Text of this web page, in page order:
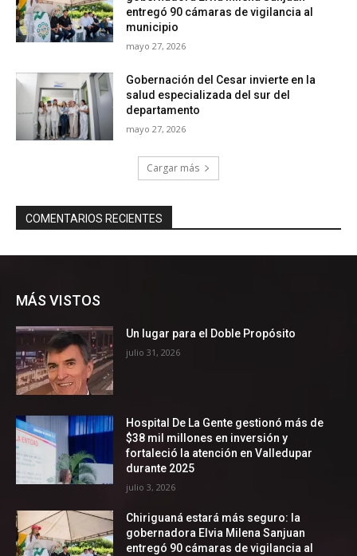
MÁS VISTOS
Un lugar para el Doble Propósito
julio 31, 2026
Hospital De La Gente gestionó más de
$38 mil millones en inversión y
fortaleció la atención en Valledupar
durante 2025
julio 3, 2026
Chiriguaná estará más seguro: la
gobernadora Elvia Milena Sanjuan
entregó 90 cámaras de vigilancia al